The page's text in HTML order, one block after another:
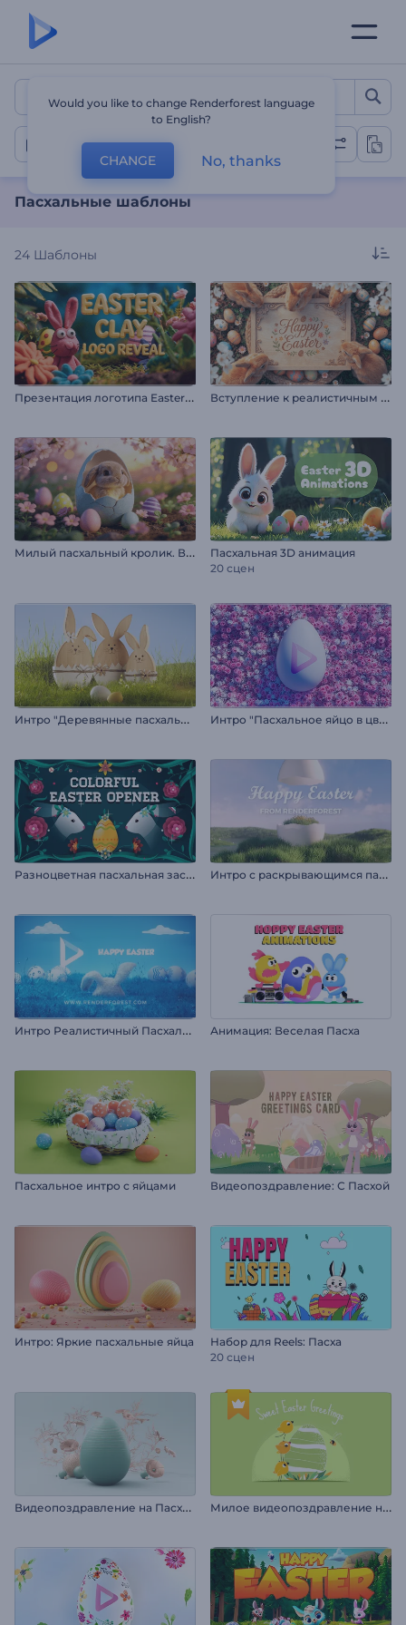
Пасхальные шаблоны
Пасха
Пасхальные шаблоны
24 Шаблоны
П
резентация логотипа Easter Clay В
ступление к реалистичным пасхальным кроликам
М
илый пасхальный кролик. Вступление.
Пасхальная 3D анимация
20 сцен
И
нтро "Деревянные пасхальные кролики" И
нтро "Пасхальное яйцо в цветах"
Р
азноцветная пасхальная заставка И
нтро с раскрывающимся пасхальным яйцом
И
нтро Реалистичный Пасхальный Кролик Анимация: Веселая Пасха
Пасхальное интро с яйцами Видеопоздравление: С Пасхой
Интро: Яркие пасхальные яйца
Набор для Reels: Пасха
20 сцен
В
идеопоздравление на Пасху: Нежная пастель М
илое видеопоздравление на Пасху
Would you like to change Renderforest language
to English?
CHANGE No, thanks